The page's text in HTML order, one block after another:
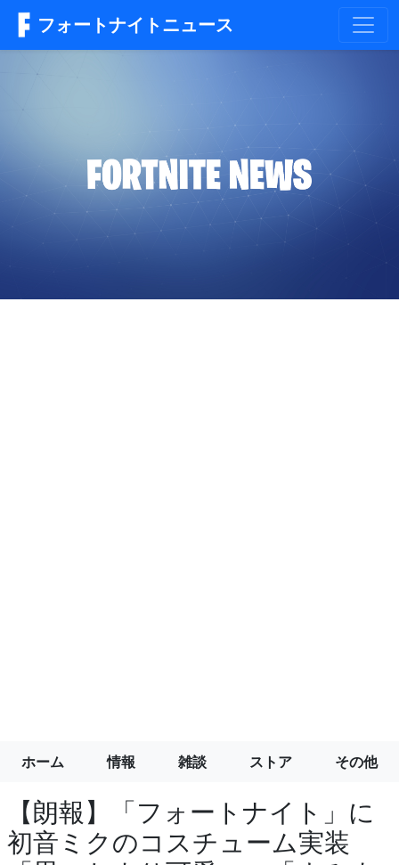
フォートナイトニュース
ホーム 情報 雑談 ストア その他
【朗報】「フォートナイト」に
初音ミクのコスチューム実装